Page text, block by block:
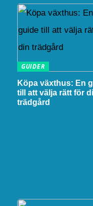
GUIDER
Köpa växthus: En
till att välja rätt för
trädgård